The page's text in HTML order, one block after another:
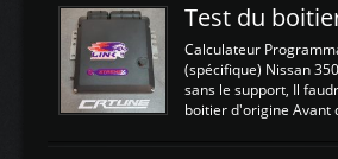
Calculateur
(spécifique) Nissan
sans le support, Il
boitier d'origine Avant